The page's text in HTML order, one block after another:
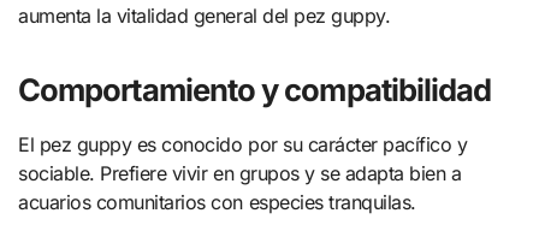
aumenta la vitalidad general del pez guppy.
Comportamiento y compatibilidad
El pez guppy es conocido por su carácter pacífico y
sociable. Prefiere vivir en grupos y se adapta bien a
acuarios comunitarios con especies tranquilas.